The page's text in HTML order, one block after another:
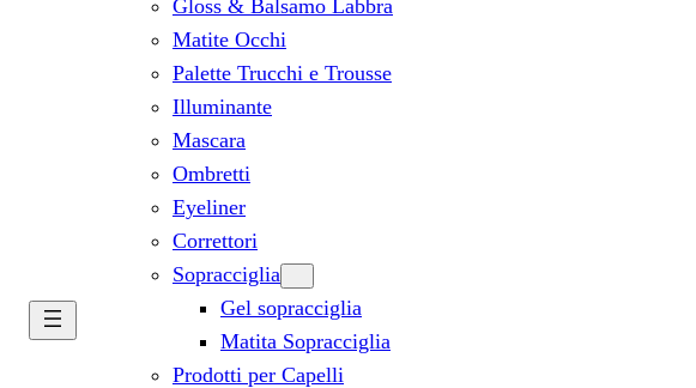
Gloss & Balsamo Labbra
Matite Occhi
Palette Trucchi e Trousse
Illuminante
Mascara
Ombretti
Eyeliner
Correttori
Sopracciglia
Gel sopracciglia
Matita Sopracciglia
Prodotti per Capelli